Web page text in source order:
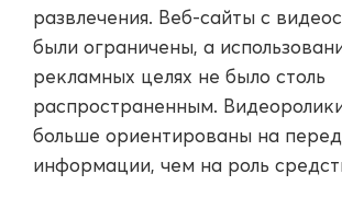
развлечения. Веб-сайты с
были ограничены, а
рекламных целях не было столь
распространенным.
больше ориентированы на
информации, чем на роль